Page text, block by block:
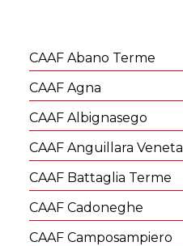
CAAF Abano Terme
CAAF Agna
CAAF Albignasego
CAAF Anguillara Veneta
CAAF Battaglia Terme
CAAF Cadoneghe
CAAF Camposampiero